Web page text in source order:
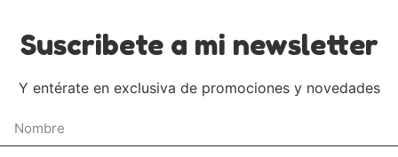
Suscribete a mi newsletter
Y entérate en exclusiva de promociones y novedades